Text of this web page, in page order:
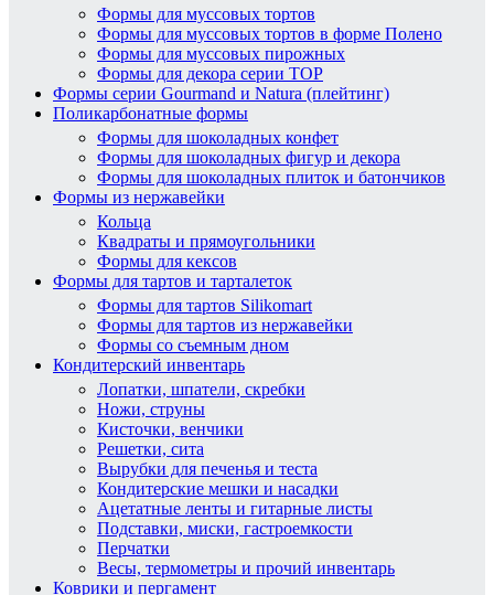
Формы для муссовых тортов
Формы для муссовых тортов в форме Полено
Формы для муссовых пирожных
Формы для декора серии TOP
Формы серии Gourmand и Natura (плейтинг)
Поликарбонатные формы
Формы для шоколадных конфет
Формы для шоколадных фигур и декора
Формы для шоколадных плиток и батончиков
Формы из нержавейки
Кольца
Квадраты и прямоугольники
Формы для кексов
Формы для тартов и тарталеток
Формы для тартов Silikomart
Формы для тартов из нержавейки
Формы со съемным дном
Кондитерский инвентарь
Лопатки, шпатели, скребки
Ножи, струны
Кисточки, венчики
Решетки, сита
Вырубки для печенья и теста
Кондитерские мешки и насадки
Ацетатные ленты и гитарные листы
Подставки, миски, гастроемкости
Перчатки
Весы, термометры и прочий инвентарь
Коврики и пергамент